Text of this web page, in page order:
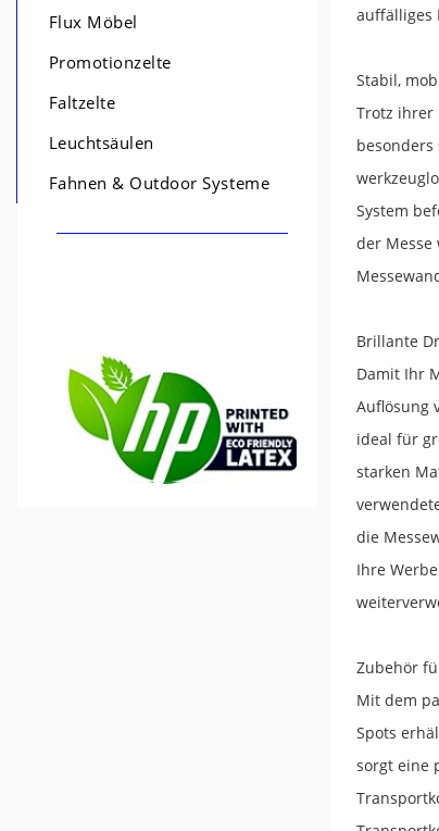
Flux Möbel
Promotionzelte
Faltzelte
Leuchtsäulen
Fahnen & Outdoor Systeme
auffälliges
Stabil,
Trotz ihrer
System
der Messe
Brillante
Damit Ihr
Auflösung
ideal für
starken
die
Ihre
Zubehör
Mit dem
Spots
sorgt eine